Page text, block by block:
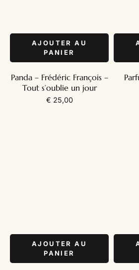
AJOUTER AU
PANIER
Panda – Frédéric François –
Tout s’oublie un jour
€ 25,00
AJOUTER AU
PANIER